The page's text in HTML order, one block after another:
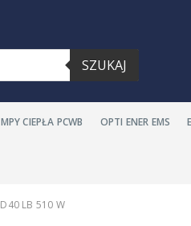
SZUKAJ
CIEPŁA PCWB OPTI ENER EMS
LB 510 W